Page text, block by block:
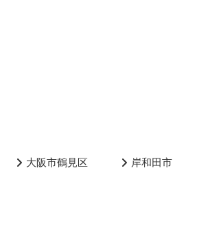
大阪市鶴見区 岸和田市